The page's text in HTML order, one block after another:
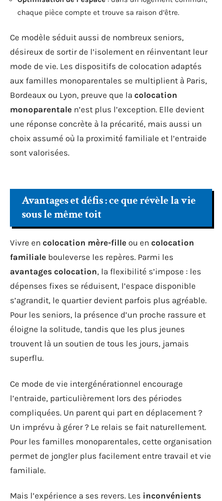
chaque pièce compte et trouve sa raison d’être.
Ce modèle séduit aussi de nombreux seniors,
désireux de sortir de l’isolement en réinventant leur
mode de vie. Les dispositifs de colocation adaptés
aux familles monoparentales se multiplient à Paris,
Bordeaux ou Lyon, preuve que la colocation
monoparentale n’est plus l’exception. Elle devient
une réponse concrète à la précarité, mais aussi un
choix assumé où la proximité familiale et l’entraide
sont valorisées.
Avantages et défis : ce que révèle la vie
sous le même toit
Vivre en colocation mère-fille ou en colocation
familiale bouleverse les repères. Parmi les
avantages colocation, la flexibilité s’impose : les
dépenses fixes se réduisent, l’espace disponible
s’agrandit, le quartier devient parfois plus agréable.
Pour les seniors, la présence d’un proche rassure et
éloigne la solitude, tandis que les plus jeunes
trouvent là un soutien de tous les jours, jamais
superflu.
Ce mode de vie intergénérationnel encourage
l’entraide, particulièrement lors des périodes
compliquées. Un parent qui part en déplacement ?
Un imprévu à gérer ? Le relais se fait naturellement.
Pour les familles monoparentales, cette organisation
permet de jongler plus facilement entre travail et vie
familiale.
Mais l’expérience a ses revers. Les inconvénients